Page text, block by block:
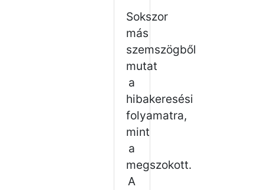
Sokszor
más
szemszögből
mutat
a
hibakeresési
folyamatra,
mint
a
megszokott.
A